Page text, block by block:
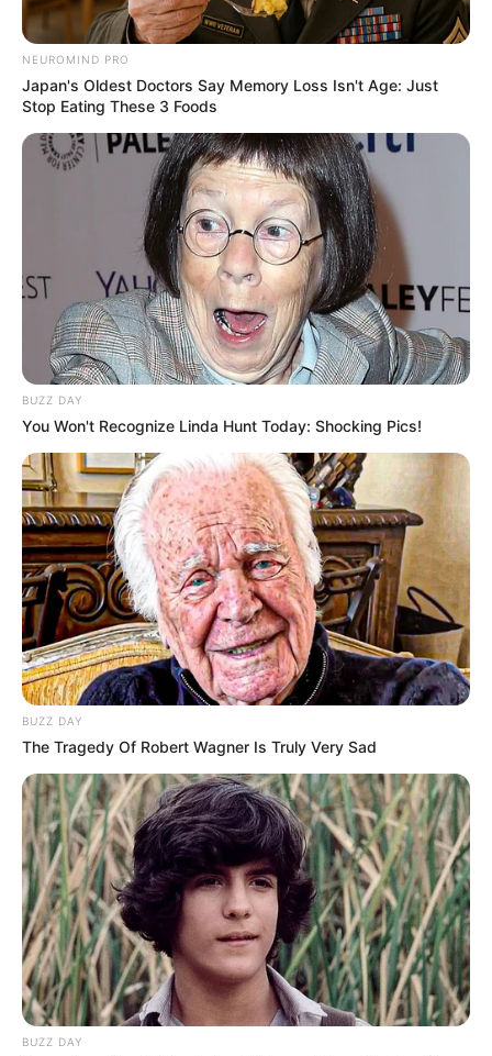
TAGS FILM DISNEY PERSAHABATAN BAGAI KEPOMPONG
NEUROMIND PRO
Japan's Oldest Doctors Say Memory Loss Isn't Age: Just
Stop Eating These 3 Foods
BUZZ DAY
You Won't Recognize Linda Hunt Today: Shocking Pics!
BUZZ DAY
The Tragedy Of Robert Wagner Is Truly Very Sad
BUZZ DAY